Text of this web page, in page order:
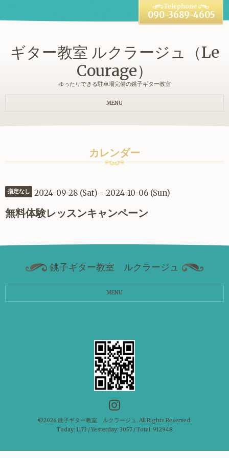
ギター教室 ルクラージュ（Le
Courage）
ゆったりできる駐車場完備の銚子ギター教室
090-3689-4605
MENU
カレンダー
指定なし 2024-09-28 (Sat) - 2024-10-06 (Sun)
無料体験レッスンキャンペーン
銚子ギター教室 ルクラージュ
MENU
©2026 銚子ギター教室 ルクラージュ . All Rights Reserved.
Today: 1173 / Yesterday: 3057/ Total: 912948